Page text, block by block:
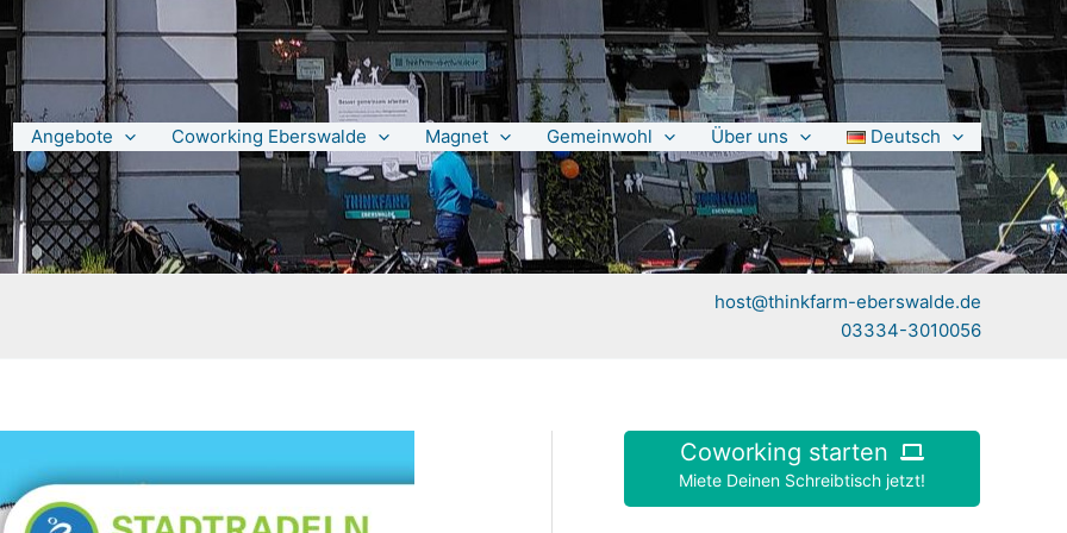
Angebote Coworking Eberswalde Magnet Gemeinwohl Über uns Deutsch
host@thinkfarm-eberswalde.de
03334-3010056
Coworking starten
Miete Deinen Schreibtisch jetzt!